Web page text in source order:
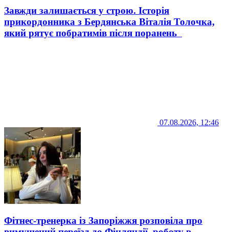
Завжди залишається у строю. Історія
прикордонника з Бердянська Віталія Толочка,
який рятує побратимів після поранень
07.08.2026, 12:46
Фітнес-тренерка із Запоріжжя розповіла про